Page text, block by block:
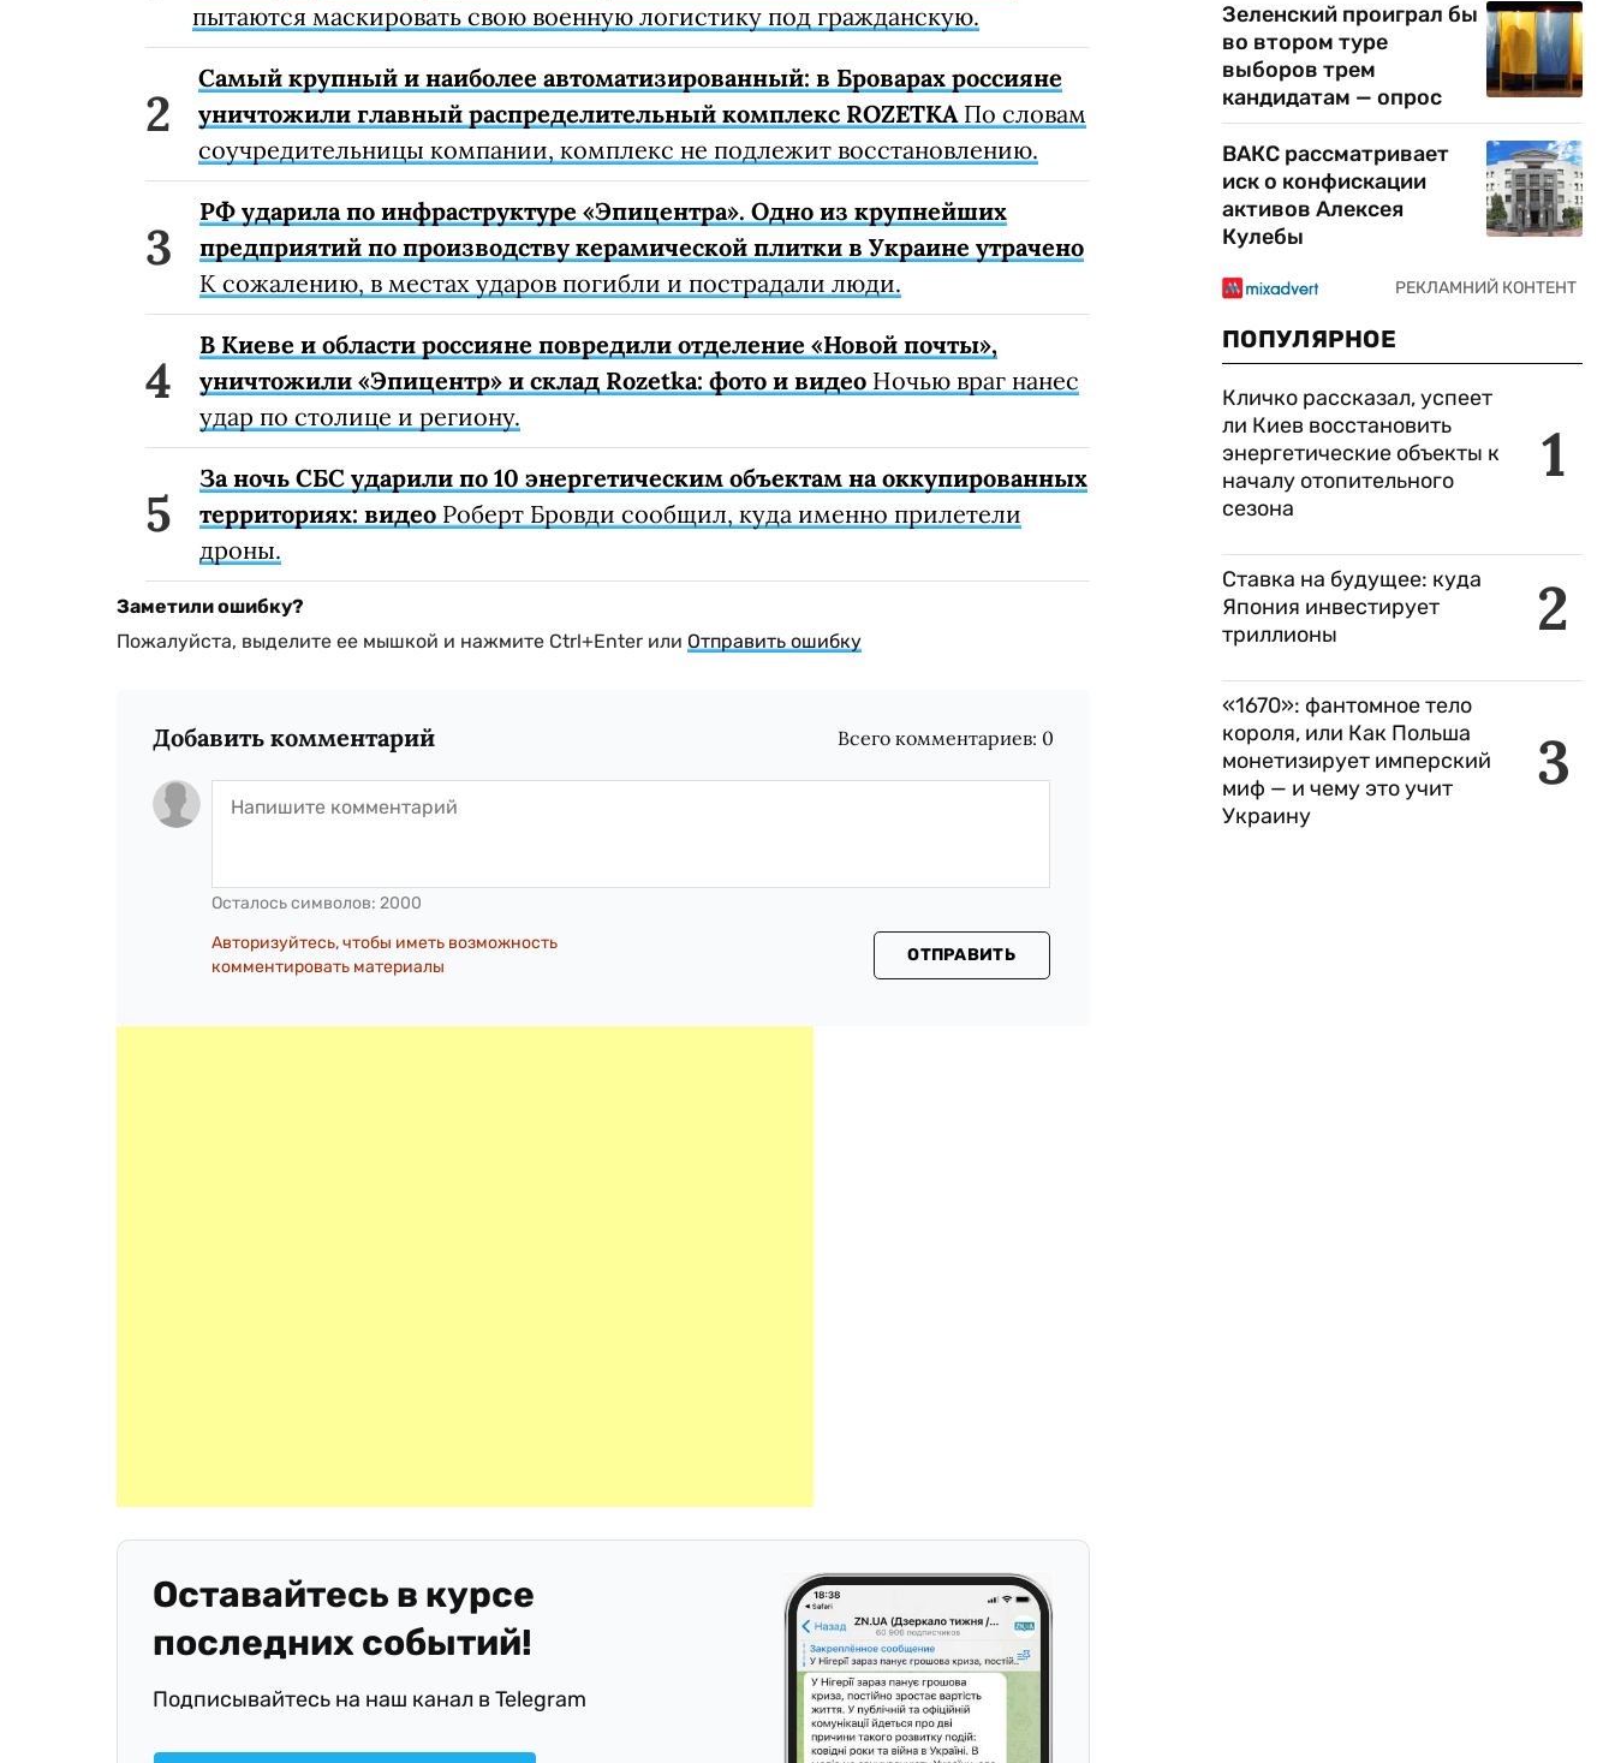
пытаются маскировать свою военную логистику под гражданскую.
Самый крупный и наиболее автоматизированный: в Броварах россияне
уничтожили главный распределительный комплекс ROZETKAПо словам
соучредительницы компании, комплекс не подлежит восстановлению.
РФ ударила по инфраструктуре «Эпицентра». Одно из крупнейших
предприятий по производству керамической плитки в Украине утрачено
К сожалению, в местах ударов погибли и пострадали люди.
В Киеве и области россияне повредили отделение «Новой почты»,
уничтожили «Эпицентр» и склад Rozetka: фото и видео Ночью враг нанес
удар по столице и региону.
За ночь СБС ударили по 10 энергетическим объектам на оккупированных
территориях: видео Роберт Бровди сообщил, куда именно прилетели
дроны.
Заметили ошибку?
Пожалуйста, выделите ее мышкой и нажмите Ctrl+Enter или Отправить ошибку
Добавить комментарий Всего комментариев: 0
Осталось символов: 2000
Авторизуйтесь, чтобы иметь возможность
комментировать материалы
ОТПРАВИТЬ
Оставайтесь в курсе
последних событий!
Подписывайтесь на наш канал в Telegram
Зеленский проиграл бы
во втором туре
выборов трем
кандидатам — опрос
ВАКС рассматривает
иск о конфискации
активов Алексея
Кулебы
ПОПУЛЯРНОЕ
1
Кличко рассказал, успеет
ли Киев восстановить
энергетические объекты к
началу отопительного
сезона
2
Ставка на будущее: куда
Япония инвестирует
триллионы
3
«1670»: фантомное тело
короля, или Как Польша
монетизирует имперский
миф — и чему это учит
Украину